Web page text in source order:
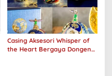
Casing Aksesori Whisper of
the Heart Bergaya Dongeng